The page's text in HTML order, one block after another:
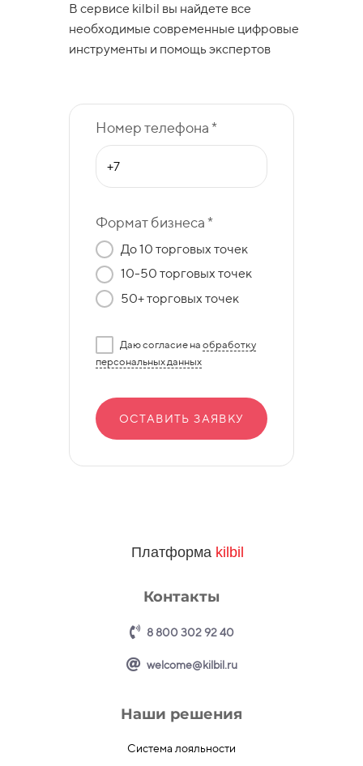
Номер телефона *
Формат бизнеса *
До 10 торговых точек
10-50 торговых точек
50+ торговых точек
Даю согласие на обработку
персональных данных
ОСТАВИТЬ ЗАЯВКУ
В сервисе kilbil вы найдете все
необходимые современные цифровые
инструменты и помощь экспертов
Платформа kilbil
Контакты
8 800 302 92 40
welcome@kilbil.ru
Наши решения
Система лояльности